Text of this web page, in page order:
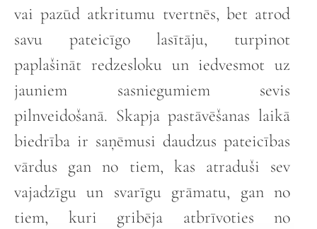
vai pazūd atkritumu tvertnēs, bet atrod
savu pateicīgo lasītāju, turpinot
paplašināt redzesloku un iedvesmot uz
jauniem sasniegumiem sevis
pilnveidošanā. Skapja pastāvēšanas laikā
biedrība ir saņēmusi daudzus pateicības
vārdus gan no tiem, kas atraduši sev
vajadzīgu un svarīgu grāmatu, gan no
tiem, kuri gribēja atbrīvoties no